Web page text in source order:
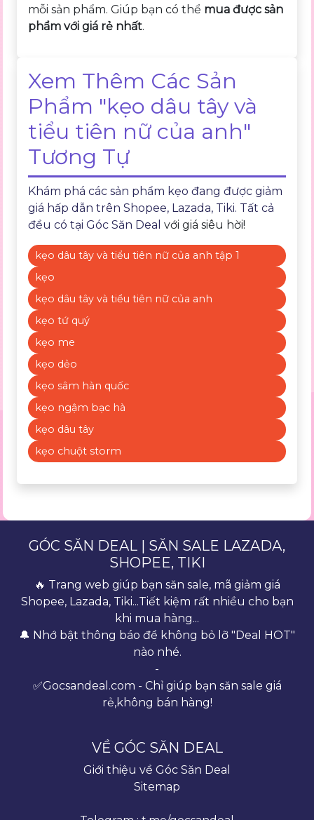
mỗi sản phẩm. Giúp bạn có thể mua được sản
phẩm với giá rẻ nhất.
Xem Thêm Các Sản
Phẩm "kẹo dâu tây và
tiểu tiên nữ của anh"
Tương Tự
Khám phá các sản phẩm kẹo đang được giảm
giá hấp dẫn trên Shopee, Lazada, Tiki. Tất cả
đều có tạiGóc Săn Deal với giá siêu hời!
kẹo dâu tây và tiểu tiên nữ của anh tập 1
kẹo
kẹo dâu tây và tiểu tiên nữ của anh
kẹo tứ quý
kẹo me
kẹo dẻo
kẹo sâm hàn quốc
kẹo ngậm bạc hà
kẹo dâu tây
kẹo chuột storm
GÓC SĂN DEAL | SĂN SALE LAZADA,
SHOPEE, TIKI
🔥 Trang web giúp bạn săn sale, mã giảm giá
Shopee, Lazada, Tiki...Tiết kiệm rất nhiều cho bạn
khi mua hàng...
🔔 Nhớ bật thông báo để không bỏ lỡ "Deal HOT"
nào nhé.
-
✅Gocsandeal.com - Chỉ giúp bạn săn sale giá
rẻ,không bán hàng!
VỀ GÓC SĂN DEAL
Giới thiệu về Góc Săn Deal
Sitemap